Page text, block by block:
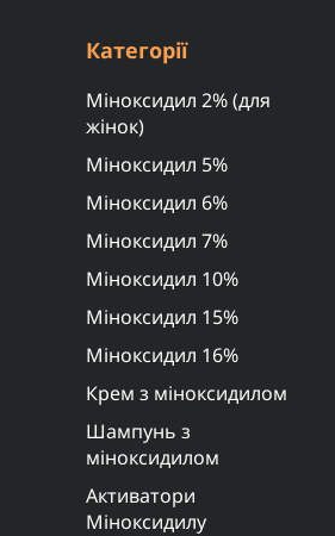
Категорії
Міноксидил 2% (для
жінок)
Міноксидил 5%
Міноксидил 6%
Міноксидил 7%
Міноксидил 10%
Міноксидил 15%
Міноксидил 16%
Крем з міноксидилом
Шампунь з
міноксидилом
Активатори
Міноксидилу